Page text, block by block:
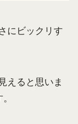
にビックリす
えると思いま